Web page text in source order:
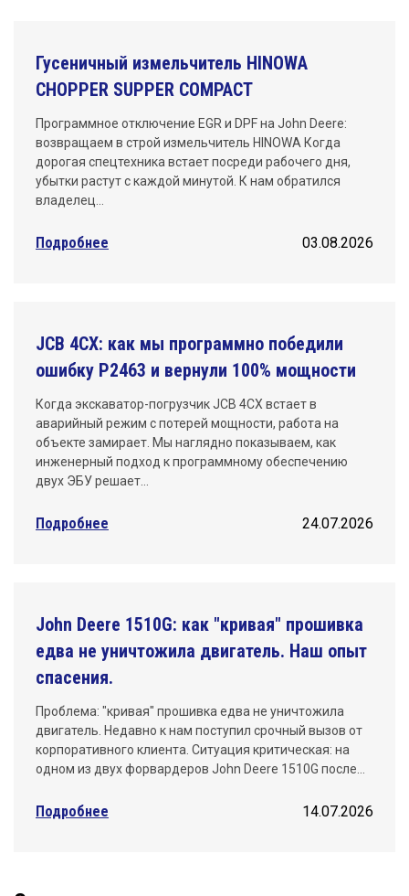
Гусеничный измельчитель HINOWA
CHOPPER SUPPER COMPACT
Программное отключение EGR и DPF на John Deere:
возвращаем в строй измельчитель HINOWA Когда
дорогая спецтехника встает посреди рабочего дня,
убытки растут с каждой минутой. К нам обратился
владелец…
Подробнее 03.08.2026
JCB 4CX: как мы программно победили
ошибку P2463 и вернули 100% мощности
Когда экскаватор-погрузчик JCB 4CX встает в
аварийный режим с потерей мощности, работа на
объекте замирает. Мы наглядно показываем, как
инженерный подход к программному обеспечению
двух ЭБУ решает…
Подробнее 24.07.2026
John Deere 1510G: как "кривая" прошивка
едва не уничтожила двигатель. Наш опыт
спасения.
Проблема: "кривая" прошивка едва не уничтожила
двигатель. Недавно к нам поступил срочный вызов от
корпоративного клиента. Ситуация критическая: на
одном из двух форвардеров John Deere 1510G после…
Подробнее 14.07.2026